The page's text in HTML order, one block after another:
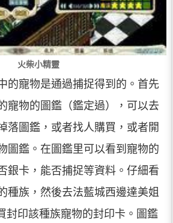
火柴小精靈
的寵物是通過捕捉得到的。首先
寵物的圖鑑（鑑定過），可以去
落圖鑑，或者找人購買，或者開
圖鑑。在圖鑑里可以看到寵物的
銀卡，能否捕捉等資料。仔細看
種族，然後去法藍城西邊達美姐
封印該種族寵物的封印卡。圖鑑